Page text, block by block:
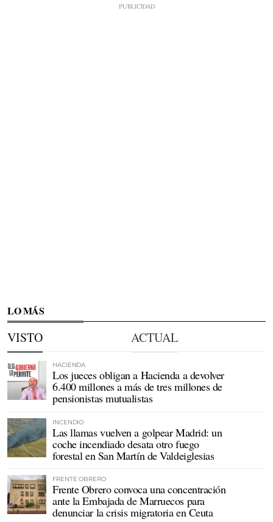
LO MÁS
VISTO ACTUAL
HACIENDA
Los jueces obligan a Hacienda a devolver
6.400 millones a más de tres millones de
pensionistas mutualistas
INCENDIO
Las llamas vuelven a golpear Madrid: un
coche incendiado desata otro fuego
forestal en San Martín de Valdeiglesias
FRENTE OBRERO
Frente Obrero convoca una concentración
ante la Embajada de Marruecos para
denunciar la crisis migratoria en Ceuta